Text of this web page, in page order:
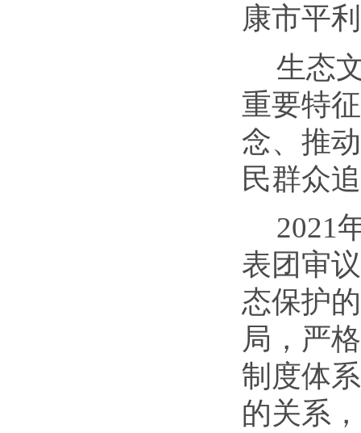
康市平
生态
重要特
念、推
民群众
2021
表团审
态保护
局，严
制度体
的关系